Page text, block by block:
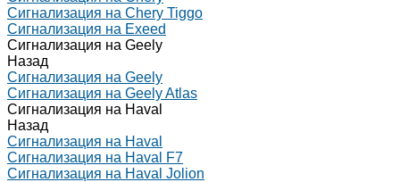
Сигнализация на Chery Tiggo
Сигнализация на Exeed
Сигнализация на Geely
Назад
Сигнализация на Geely
Сигнализация на Geely Atlas
Сигнализация на Haval
Назад
Сигнализация на Haval
Сигнализация на Haval F7
Сигнализация на Haval Jolion